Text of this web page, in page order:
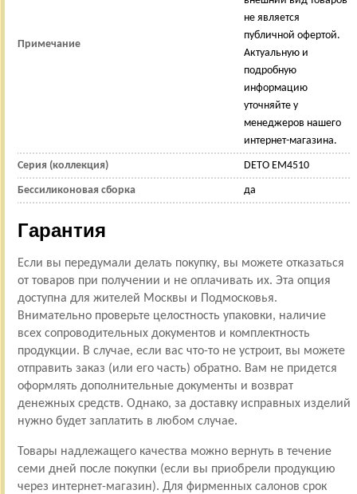
Примечание
не является
публичной офертой.
Актуальную и
подробную
информацию
уточняйте у
менеджеров нашего
интернет-магазина.
Серия (коллекция) DETO ЕМ4510
Бессиликоновая сборка да
Гарантия
Если вы передумали делать покупку, вы можете отказаться
от товаров при получении и не оплачивать их. Эта опция
доступна для жителей Москвы и Подмосковья.
Внимательно проверьте целостность упаковки, наличие
всех сопроводительных документов и комплектность
продукции. В случае, если вас что-то не устроит, вы можете
отправить заказ (или его часть) обратно. Вам не придется
оформлять дополнительные документы и возврат
денежных средств. Однако, за доставку исправных изделий
нужно будет заплатить в любом случае.
Товары надлежащего качества можно вернуть в течение
семи дней после покупки (если вы приобрели продукцию
через интернет-магазин). Для фирменных салонов срок